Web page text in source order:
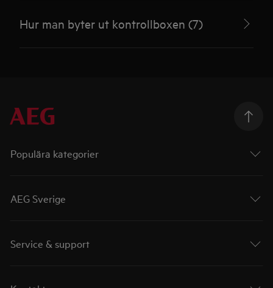
Hur man byter ut kontrollboxen (7)
Populära kategorier
AEG Sverige
Service & support